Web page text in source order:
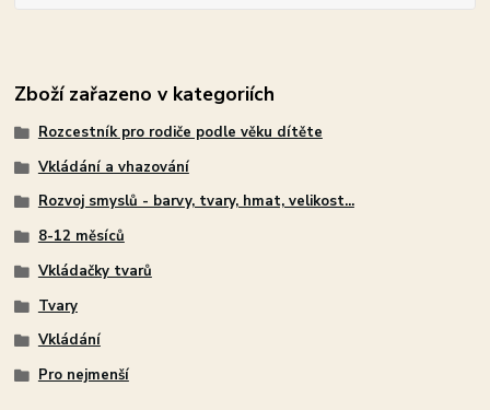
Zboží zařazeno v kategoriích
Rozcestník pro rodiče podle věku dítěte
Vkládání a vhazování
Rozvoj smyslů - barvy, tvary, hmat, velikost...
8-12 měsíců
Vkládačky tvarů
Tvary
Vkládání
Pro nejmenší